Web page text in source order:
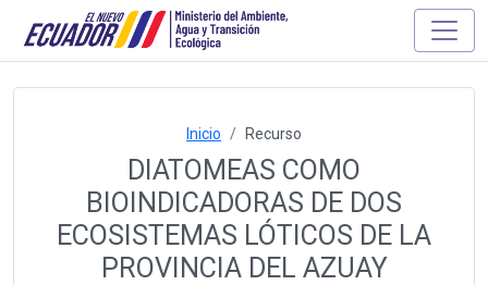
Inicio Recurso
DIATOMEAS COMO
BIOINDICADORAS DE DOS
ECOSISTEMAS LÓTICOS DE LA
PROVINCIA DEL AZUAY